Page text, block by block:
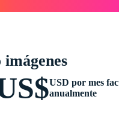
imágenes
USD por mes
anualmente